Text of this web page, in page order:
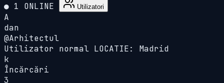
● 1 ONLINE
Utilizatori
A
dan
@Arhitectul
Utilizator normal LOCATIE: Madrid
k
Încărcări
3